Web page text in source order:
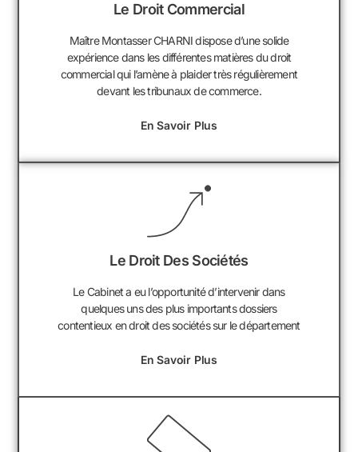
Le Droit Commercial
Maître Montasser CHARNI dispose d’une solide
expérience dans les différentes matières du droit
commercial qui l’amène à plaider très régulièrement
devant les tribunaux de commerce.
En Savoir Plus
Le Droit Des Sociétés
Le Cabinet a eu l’opportunité d’intervenir dans
quelques uns des plus importants dossiers
contentieux en droit des sociétés sur le département
En Savoir Plus